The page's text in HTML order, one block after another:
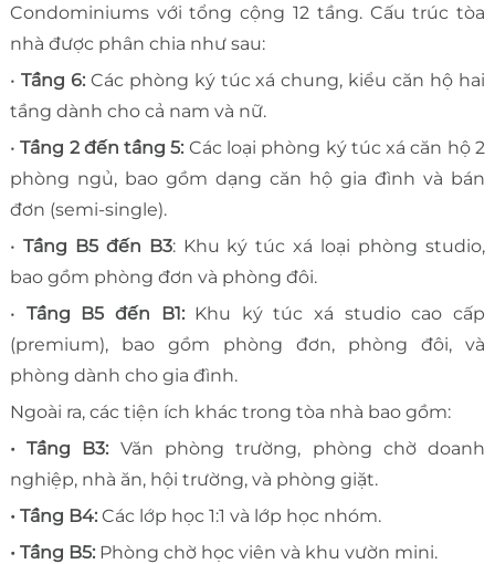
Condominiums với tổng cộng 12 tầng. Cấu trúc tòa
nhà được phân chia như sau:
• Tầng 6: Các phòng ký túc xá chung, kiểu căn hộ hai
tầng dành cho cả nam và nữ.
•Tầng 2 đến tầng 5: Các loại phòng ký túc xá căn hộ 2
phòng ngủ, bao gồm dạng căn hộ gia đình và bán
đơn (semi-single).
• Tầng B5 đến B3: Khu ký túc xá loại phòng studio,
bao gồm phòng đơn và phòng đôi.
• Tầng B5 đến B1: Khu ký túc xá studio cao cấp
(premium), bao gồm phòng đơn, phòng đôi, và
phòng dành cho gia đình.
Ngoài ra, các tiện ích khác trong tòa nhà bao gồm:
• Tầng B3: Văn phòng trường, phòng chờ doanh
nghiệp, nhà ăn, hội trường, và phòng giặt.
• Tầng B4:Các lớp học 1:1 và lớp học nhóm.
• Tầng B5: Phòng chờ học viên và khu vườn mini.